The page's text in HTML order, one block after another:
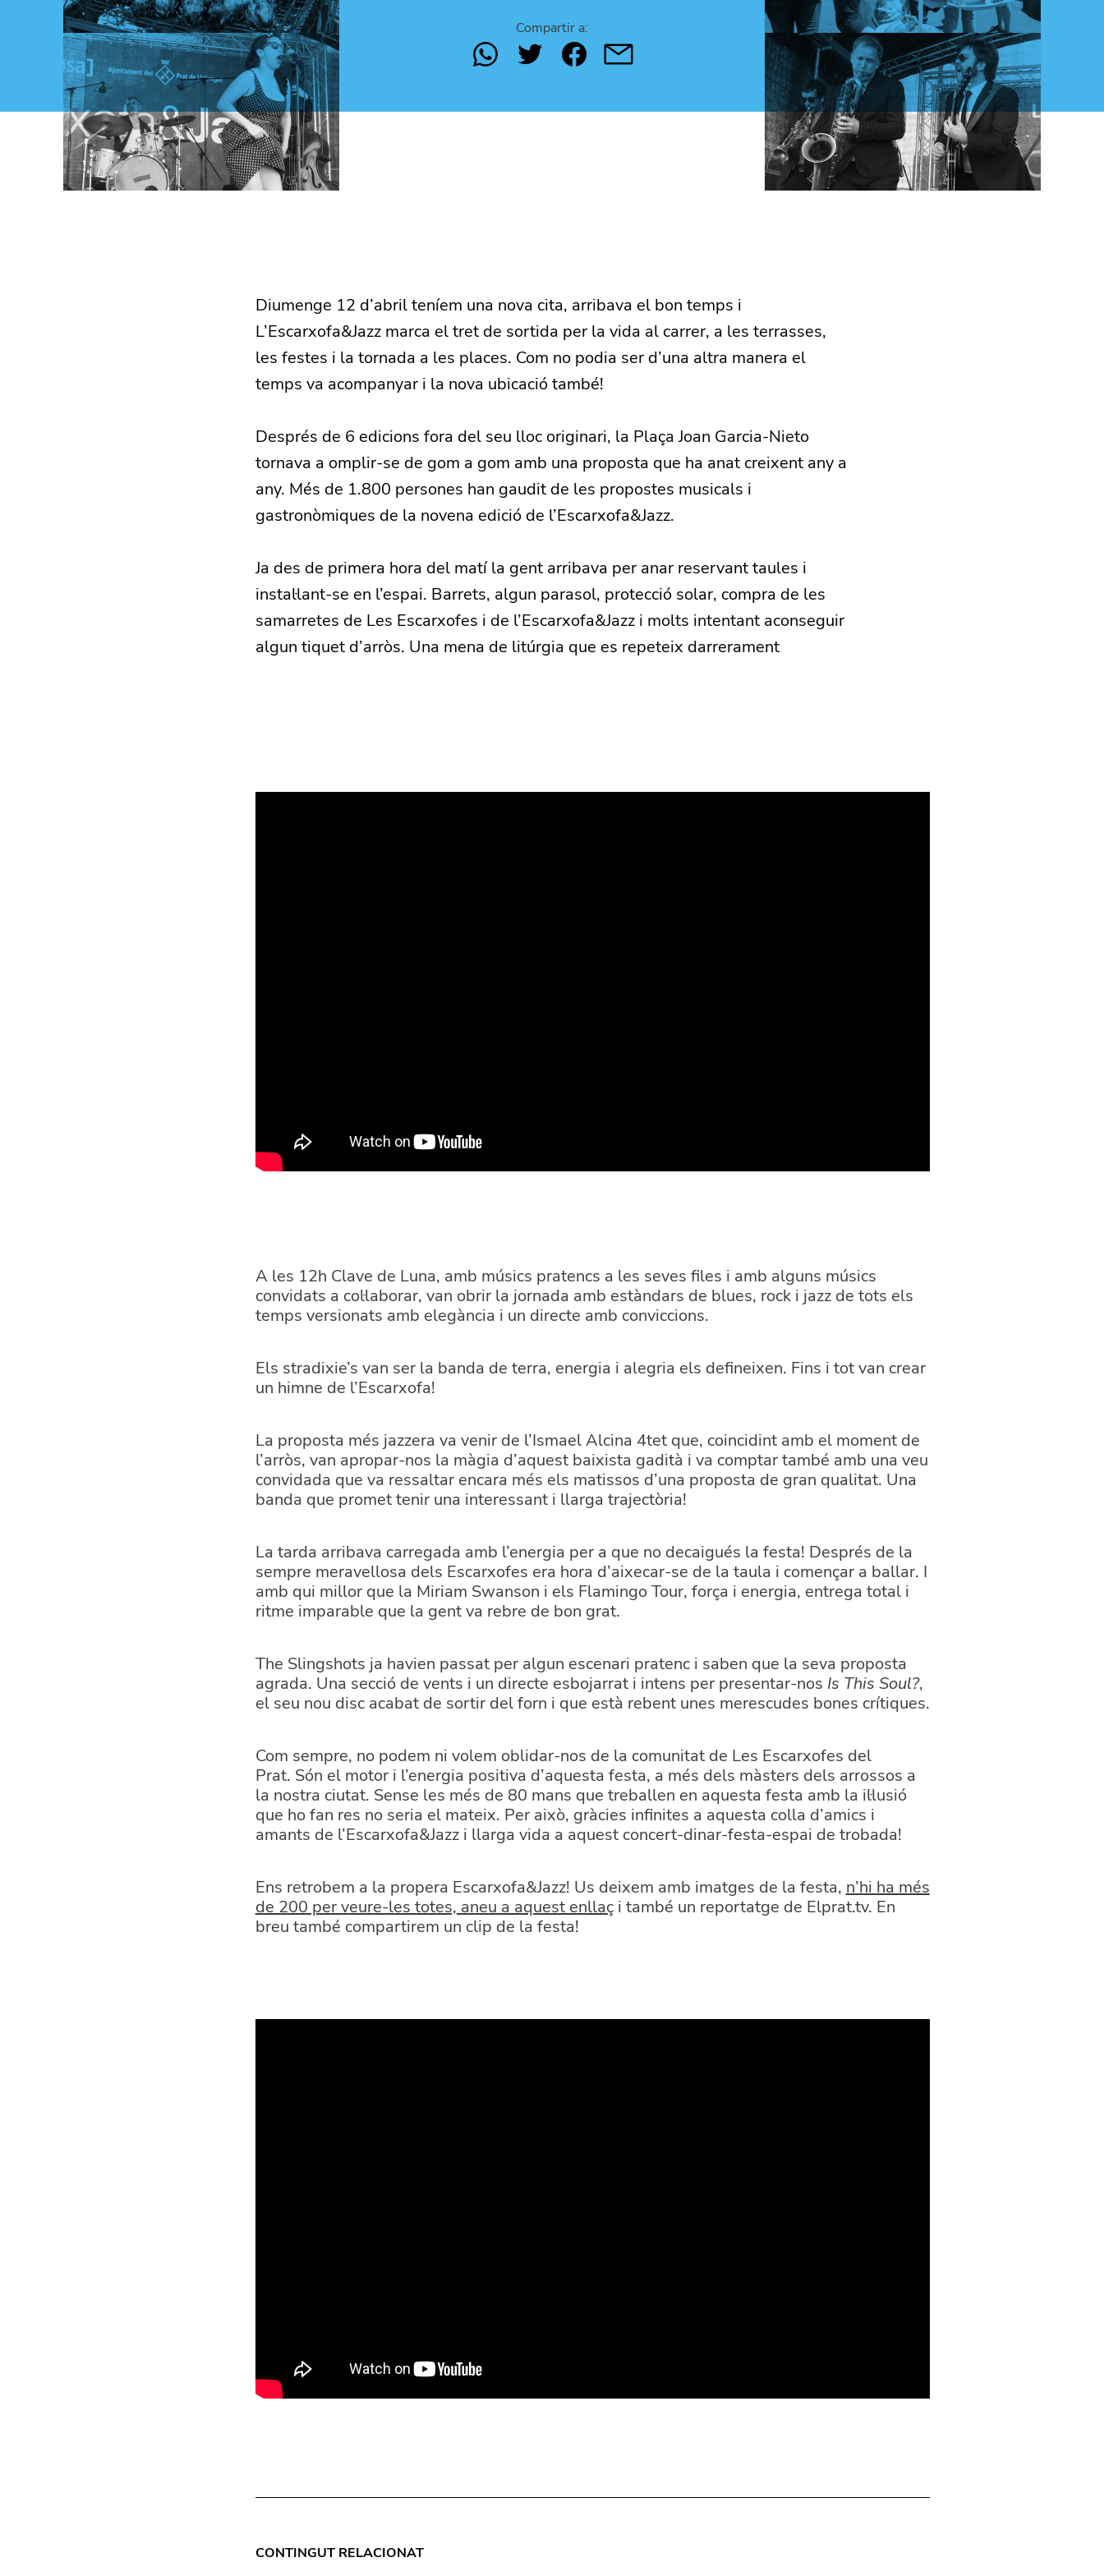
Compartir a:
Diumenge 12 d’abril teníem una nova cita, arribava el bon temps i
L’Escarxofa&Jazz marca el tret de sortida per la vida al carrer, a les terrasses,
les festes i la tornada a les places. Com no podia ser d’una altra manera el
temps va acompanyar i la nova ubicació també!
Després de 6 edicions fora del seu lloc originari, la Plaça Joan Garcia-Nieto
tornava a omplir-se de gom a gom amb una proposta que ha anat creixent any a
any. Més de 1.800 persones han gaudit de les propostes musicals i
gastronòmiques de la novena edició de l’Escarxofa&Jazz.
Ja des de primera hora del matí la gent arribava per anar reservant taules i
instal·lant-se en l’espai. Barrets, algun parasol, protecció solar, compra de les
samarretes de Les Escarxofes i de l’Escarxofa&Jazz i molts intentant aconseguir
algun tiquet d’arròs. Una mena de litúrgia que es repeteix darrerament
A les 12h Clave de Luna, amb músics pratencs a les seves files i amb alguns músics
convidats a col·laborar, van obrir la jornada amb estàndars de blues, rock i jazz de tots els
temps versionats amb elegància i un directe amb conviccions.
Els stradixie’s van ser la banda de terra, energia i alegria els defineixen. Fins i tot van crear
un himne de l’Escarxofa!
La proposta més jazzera va venir de l’Ismael Alcina 4tet que, coincidint amb el moment de
l’arròs, van apropar-nos la màgia d’aquest baixista gadità i va comptar també amb una veu
convidada que va ressaltar encara més els matissos d’una proposta de gran qualitat. Una
banda que promet tenir una interessant i llarga trajectòria!
La tarda arribava carregada amb l’energia per a que no decaigués la festa! Després de la
sempre meravellosa dels Escarxofes era hora d’aixecar-se de la taula i començar a ballar. I
amb qui millor que la Miriam Swanson i els Flamingo Tour, força i energia, entrega total i
ritme imparable que la gent va rebre de bon grat.
The Slingshots ja havien passat per algun escenari pratenc i saben que la seva proposta
agrada. Una secció de vents i un directe esbojarrat i intens per presentar-nos Is This Soul?,
el seu nou disc acabat de sortir del forn i que està rebent unes merescudes bones crítiques.
Com sempre, no podem ni volem oblidar-nos de la comunitat de Les Escarxofes del
Prat. Són el motor i l’energia positiva d’aquesta festa, a més dels màsters dels arrossos a
la nostra ciutat. Sense les més de 80 mans que treballen en aquesta festa amb la il·lusió
que ho fan res no seria el mateix. Per això, gràcies infinites a aquesta colla d’amics i
amants de l’Escarxofa&Jazz i llarga vida a aquest concert-dinar-festa-espai de trobada!
Ens retrobem a la propera Escarxofa&Jazz! Us deixem amb imatges de la festa, n’hi ha més
de 200 per veure-les totes, aneu a aquest enllaçi també un reportatge de Elprat.tv. En
breu també compartirem un clip de la festa!
CONTINGUT RELACIONAT